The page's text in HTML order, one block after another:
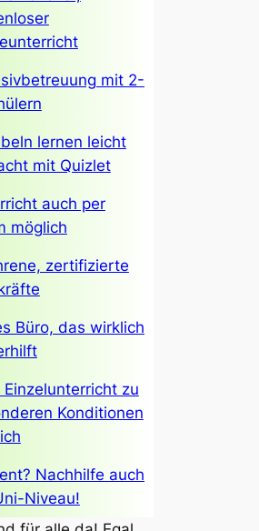
mit 2-
lernen leicht
mit Quizlet
auch per
möglich
zertifizierte
Büro, das wirklich
Einzelunterricht zu
Konditionen
Nachhilfe auch
Niveau!